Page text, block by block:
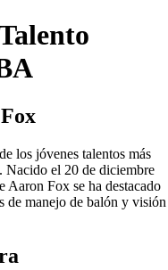
los jóvenes talentos más
Nacido el 20 de diciembre
Aaron Fox se ha destacado
de manejo de balón y visión